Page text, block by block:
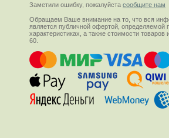
Заметили ошибку, пожалуйста сообщите нам
Обращаем Ваше внимание на то, что вся
является публичной офертой,
характеристиках, а также стоимости
60.